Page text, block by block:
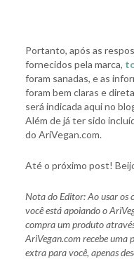
Portanto, após as
fornecidos pela marca,
foram sanadas, e as
foram bem claras e
será indicada aqui no
Além de já ter sido
do AriVegan.com.
Até o próximo post!
Nota do Editor: Ao usar os
você está apoiando o
compra um produto
AriVegan.com recebe uma
extra para você, apenas